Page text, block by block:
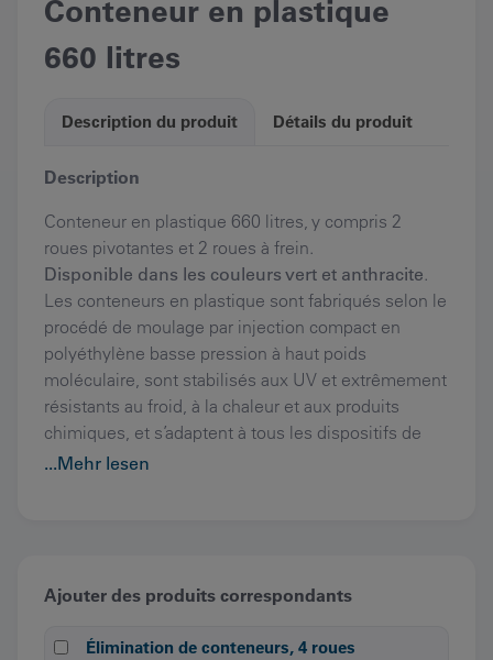
Conteneur en plastique
660 litres
Description du produit Détails du produit
Description
Conteneur en plastique 660 litres, y compris 2
roues pivotantes et 2 roues à frein.
Disponible dans les couleurs vert et anthracite
Les conteneurs en plastique sont fabriqués selon le
procédé de moulage par injection compact en
polyéthylène basse pression à haut poids
moléculaire, sont stabilisés aux UV et extrêmement
résistants au froid, à la chaleur et aux produits
chimiques, et s’adaptent à tous les dispositifs de
déversement conformes aux normes.
...Mehr lesen
Ajouter des produits correspondants
Élimination de conteneurs, 4 roues